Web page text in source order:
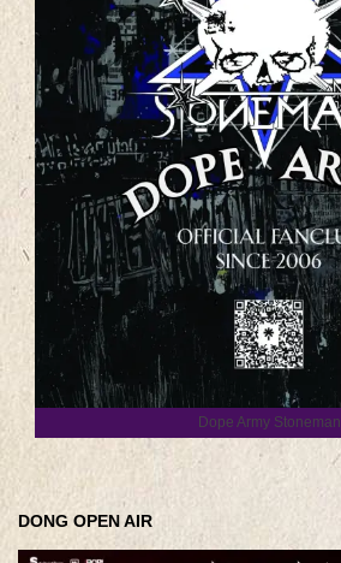
Dope Army Stoneman
DONG OPEN AIR